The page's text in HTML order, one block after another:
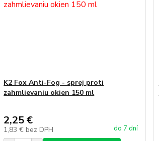
K2 Fox Anti-Fog - sprej proti
zahmlievaniu okien 150 ml
2,25 €
1,83 € bez DPH do 7 dní